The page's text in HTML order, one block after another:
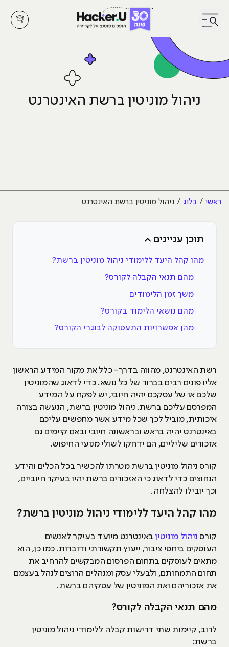
לחץ לפתיחת/סגירת תפריט
ניהול מוניטין ברשת האינטרנט
ראשי בלוג ניהול מוניטין ברשת האינטרנט
תוכן עניינים
מהו קהל היעד ללימודי ניהול מוניטין ברשת?
מהם תנאי הקבלה לקורס?
משך זמן הלימודים
מהם נושאי הלימוד בקורס?
מהן אפשרויות התעסוקה לבוגרי הקורס?
רשת האינטרנט, מהווה בדרך- כלל את מקור המידע הראשון
אליו פונים רבים בברור של כל נושא. כדי לדאוג שהמוניטין
שלכם או של עסקכם יהיה חיובי, יש לפקח על המידע
המפרסם עליכם ברשת. ניהול מוניטין ברשת, הנעשה בצורה
איכותית, מוביל לכך שכל מידע אשר מחפשים עליכם
באינטרנט יהיה בראש ובראשונה חיובי ובאם קיימים גם
אזכורים שליליים, הם ידחקו לשולי מנועי החיפוש.
קורס ניהול מוניטין ברשת מטרתו להכשיר בכל הכלים והידע
הנחוצים כדי לדאוג כי האזכורים ברשת יהיו בעיקר חיוביים,
וכך יובילו להצלחה.
מהו קהל היעד ללימודי ניהול מוניטין ברשת?
קורס ניהול מוניטיןבאינטרנט מיועד בעיקר לאנשים
העוסקים ביחסי ציבור, ייעוץ תקשורתי ודוברות. כמו כן, הוא
מתאים לעוסקים בתחום הפרסום המבקשים להרחיב את
תחום התמחותם, ולבעלי עסק ומנהלים הרוצים לנהל בעצמם
את אזכוריהם ואת המוניטין של עסקיהם ברשת.
מהם תנאי הקבלה לקורס?
לרוב, קיימות שתי דרישות קבלה ללימודי ניהול מוניטין
ברשת: